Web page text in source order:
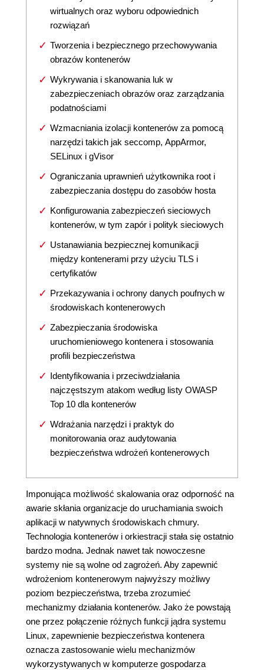
wirtualnych oraz wyboru odpowiednich
rozwiązań
Tworzenia i bezpiecznego przechowywania
obrazów kontenerów
Wykrywania i skanowania luk w
zabezpieczeniach obrazów oraz zarządzania
podatnościami
Wzmacniania izolacji kontenerów za pomocą
narzędzi takich jak seccomp, AppArmor,
SELinux i gVisor
Ograniczania uprawnień użytkownika root i
zabezpieczania dostępu do zasobów hosta
Konfigurowania zabezpieczeń sieciowych
kontenerów, w tym zapór i polityk sieciowych
Ustanawiania bezpiecznej komunikacji
między kontenerami przy użyciu TLS i
certyfikatów
Przekazywania i ochrony danych poufnych w
środowiskach kontenerowych
Zabezpieczania środowiska
uruchomieniowego kontenera i stosowania
profili bezpieczeństwa
Identyfikowania i przeciwdziałania
najczęstszym atakom według listy OWASP
Top 10 dla kontenerów
Wdrażania narzędzi i praktyk do
monitorowania oraz audytowania
bezpieczeństwa wdrożeń kontenerowych
Imponująca możliwość skalowania oraz odporność na
awarie skłania organizacje do uruchamiania swoich
aplikacji w natywnych środowiskach chmury.
Technologia kontenerów i orkiestracji stała się ostatnio
bardzo modna. Jednak nawet tak nowoczesne
systemy nie są wolne od zagrożeń. Aby zapewnić
wdrożeniom kontenerowym najwyższy możliwy
poziom bezpieczeństwa, trzeba zrozumieć
mechanizmy działania kontenerów. Jako że powstają
one przez połączenie różnych funkcji jądra systemu
Linux, zapewnienie bezpieczeństwa kontenera
oznacza zastosowanie wielu mechanizmów
wykorzystywanych w komputerze gospodarza